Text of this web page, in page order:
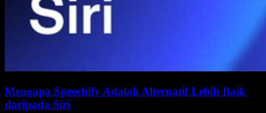
Mengapa Speechify Adalah Alternatif Lebih Baik
daripada Siri